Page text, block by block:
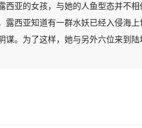
西亚的女孩，与她的人鱼型态并不
露西亚知道有一群水妖已经入侵海
谋。为了这样，她与另外六位来到